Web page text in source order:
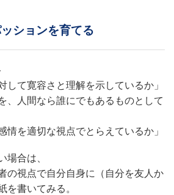
ションを育てる
して寛容さと理解を示しているか」
、人間なら誰にでもあるものとして
情を適切な視点でとらえているか」
場合は、
の視点で自分自身に（自分を友人か
を書いてみる。